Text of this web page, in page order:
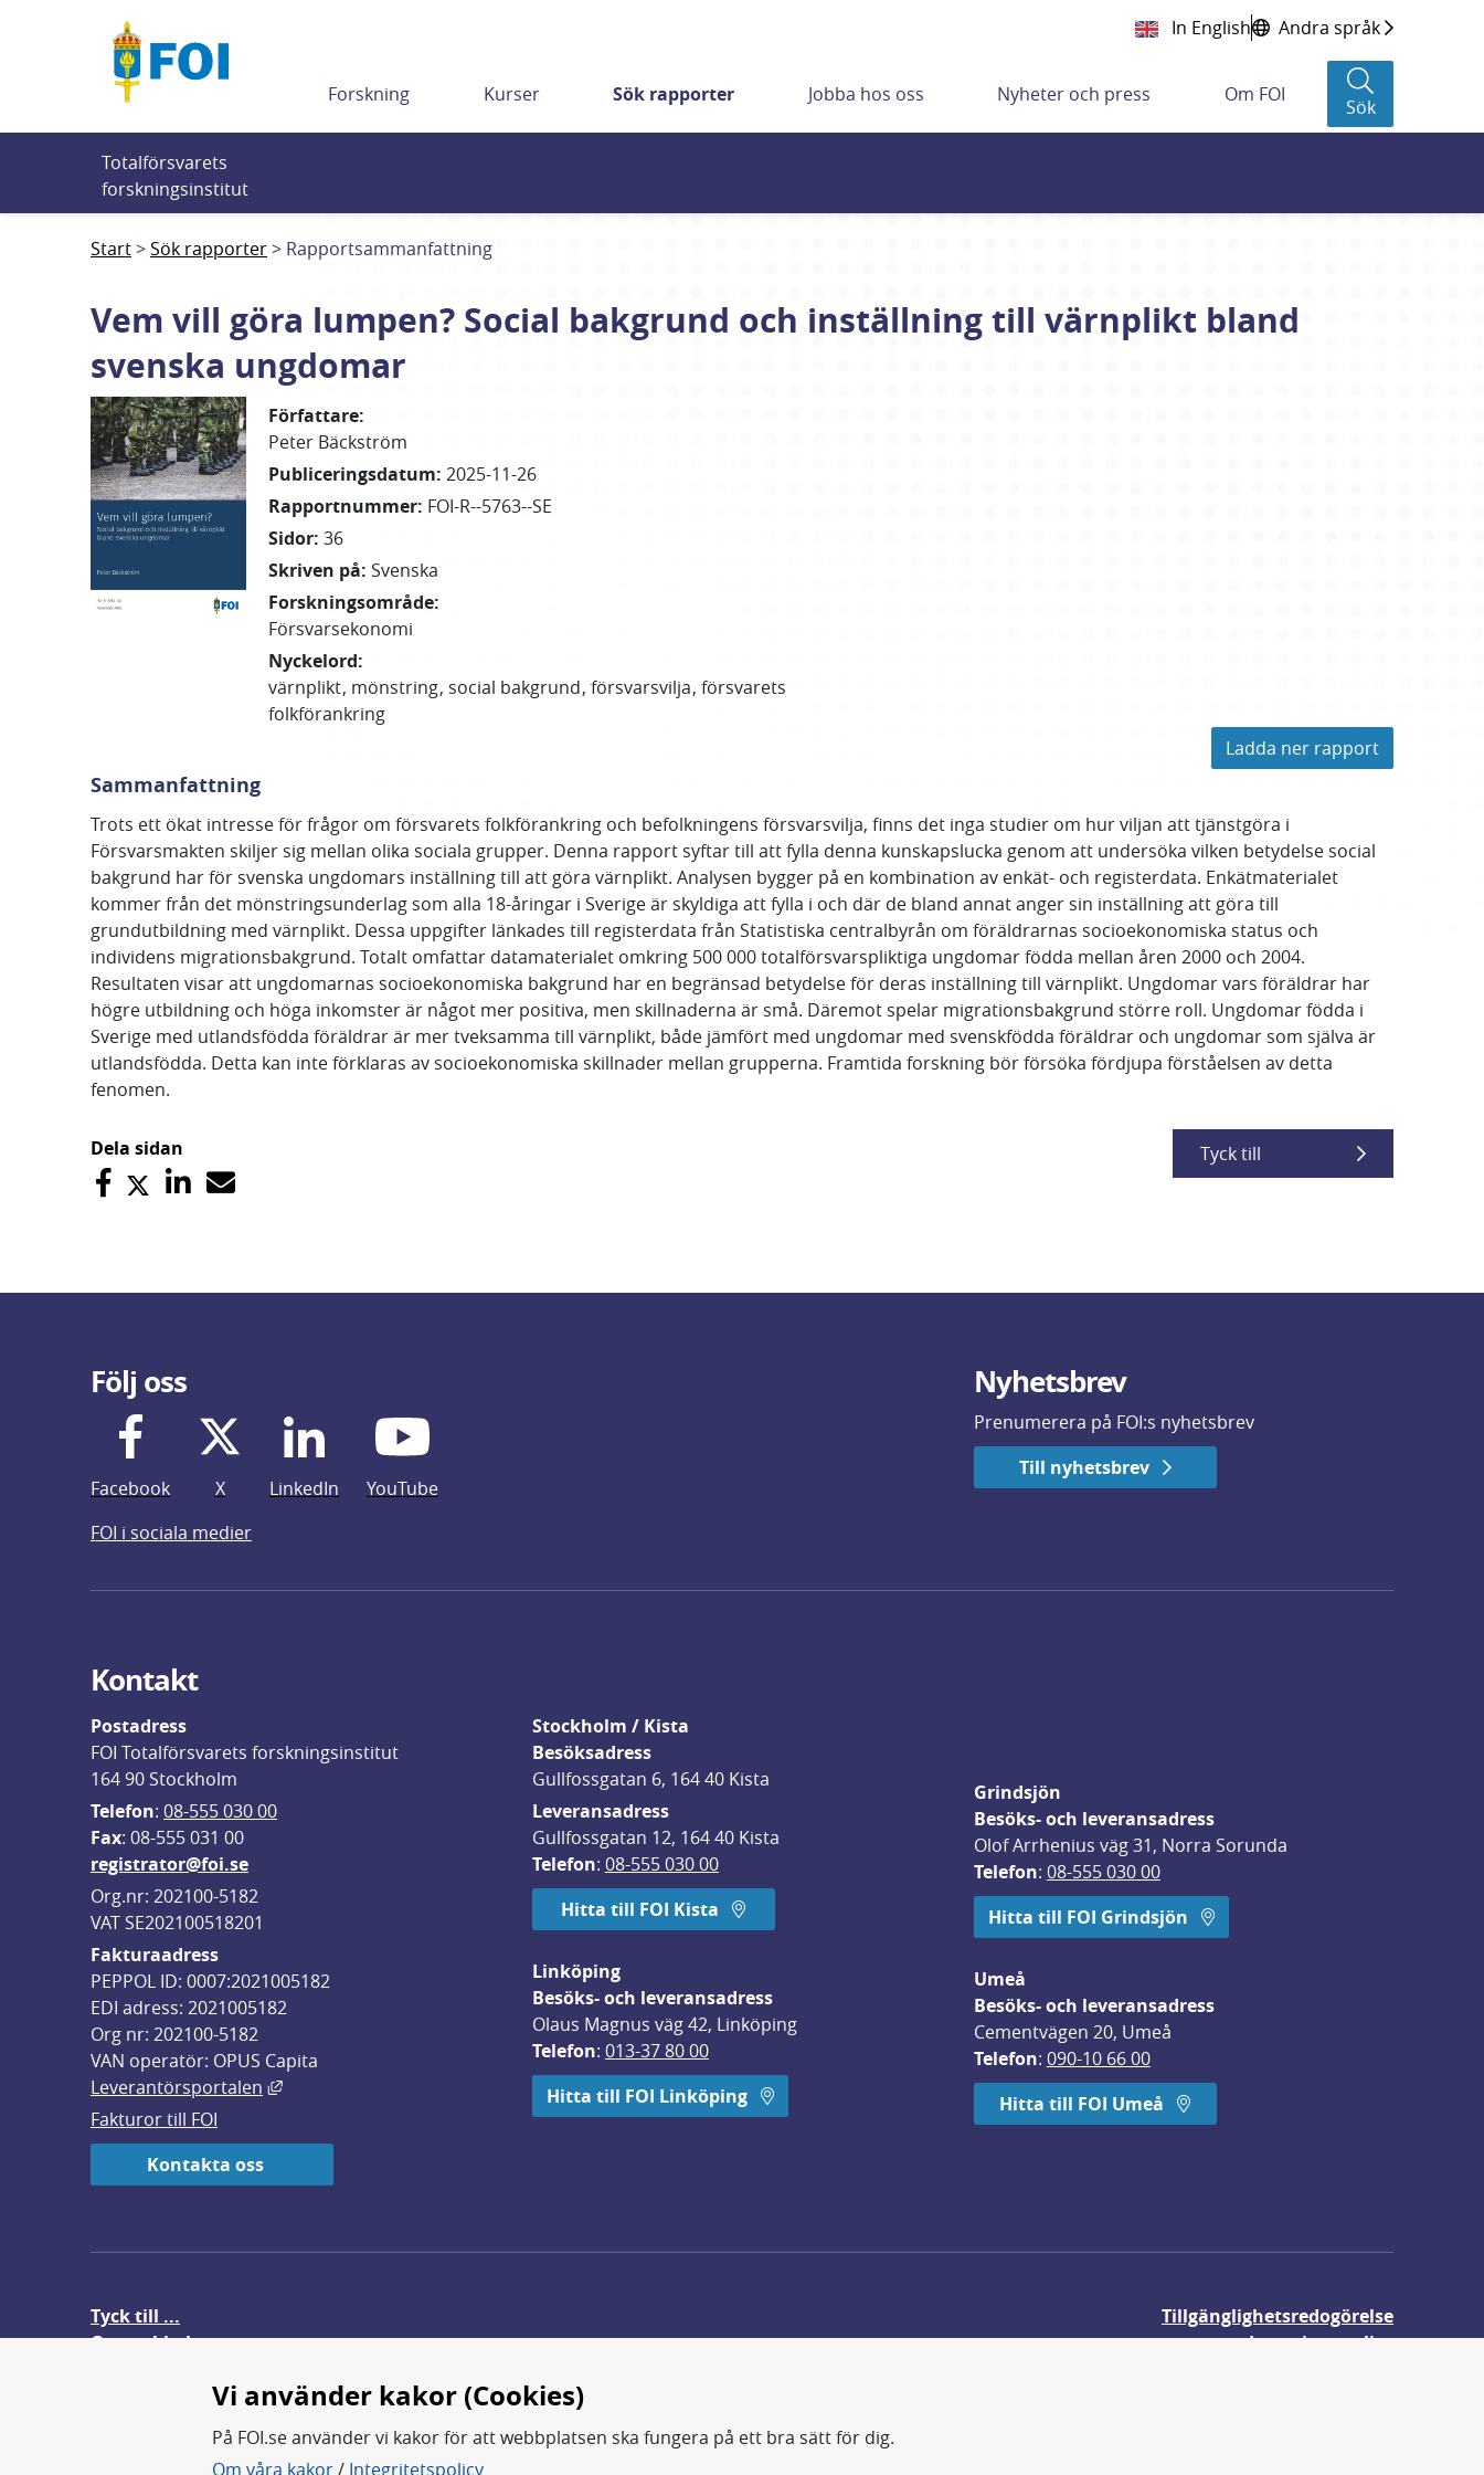
In English Andra språk
Forskning Kurser Sök rapporter Jobba hos oss Nyheter och press Om FOI
Sök
Totalförsvarets
forskningsinstitut
Start Sök rapporter Rapportsammanfattning
Vem vill göra lumpen? Social bakgrund och inställning till värnplikt bland
svenska ungdomar
Författare:
Peter Bäckström
Publiceringsdatum: 2025-11-26
Rapportnummer: FOI-R--5763--SE
Sidor: 36
Skriven på: Svenska
Forskningsområde:
Försvarsekonomi
Nyckelord:
värnplikt mönstring social bakgrund försvarsvilja försvarets
folkförankring
Ladda ner rapport
Sammanfattning
Trots ett ökat intresse för frågor om försvarets folkförankring och befolkningens försvarsvilja, finns det inga studier om hur viljan att tjänstgöra i
Försvarsmakten skiljer sig mellan olika sociala grupper. Denna rapport syftar till att fylla denna kunskapslucka genom att undersöka vilken betydelse social
bakgrund har för svenska ungdomars inställning till att göra värnplikt. Analysen bygger på en kombination av enkät- och registerdata. Enkätmaterialet
kommer från det mönstringsunderlag som alla 18-åringar i Sverige är skyldiga att fylla i och där de bland annat anger sin inställning att göra till
grundutbildning med värnplikt. Dessa uppgifter länkades till registerdata från Statistiska centralbyrån om föräldrarnas socioekonomiska status och
individens migrationsbakgrund. Totalt omfattar datamaterialet omkring 500 000 totalförsvarspliktiga ungdomar födda mellan åren 2000 och 2004.
Resultaten visar att ungdomarnas socioekonomiska bakgrund har en begränsad betydelse för deras inställning till värnplikt. Ungdomar vars föräldrar har
högre utbildning och höga inkomster är något mer positiva, men skillnaderna är små. Däremot spelar migrationsbakgrund större roll. Ungdomar födda i
Sverige med utlandsfödda föräldrar är mer tveksamma till värnplikt, både jämfört med ungdomar med svenskfödda föräldrar och ungdomar som själva är
utlandsfödda. Detta kan inte förklaras av socioekonomiska skillnader mellan grupperna. Framtida forskning bör försöka fördjupa förståelsen av detta
fenomen.
Dela sidan Tyck till
Följ oss
Facebook X LinkedIn
YouTube
FOI i sociala medier
Nyhetsbrev
Prenumerera på FOI:s nyhetsbrev
Till nyhetsbrev
Kontakt
Postadress
FOI Totalförsvarets forskningsinstitut
164 90 Stockholm
Telefon: 08-555 030 00
Fax: 08-555 031 00
registrator@foi.se
Org.nr: 202100-5182
VAT SE202100518201
Fakturaadress
PEPPOL ID: 0007:2021005182
EDI adress: 2021005182
Org nr: 202100-5182
VAN operatör: OPUS Capita
Leverantörsportalen
Länk till annan webbplats, öppnas i nytt fönster.
Fakturor till FOI
Kontakta oss
Stockholm / Kista
Besöksadress
Gullfossgatan 6, 164 40 Kista
Leveransadress
Gullfossgatan 12, 164 40 Kista
Telefon: 08-555 030 00
Hitta till FOI Kista
Linköping
Besöks- och leveransadress
Olaus Magnus väg 42, Linköping
Telefon: 013-37 80 00
Hitta till FOI Linköping
Grindsjön
Besöks- och leveransadress
Olof Arrhenius väg 31, Norra Sorunda
Telefon: 08-555 030 00
Hitta till FOI Grindsjön
Umeå
Besöks- och leveransadress
Cementvägen 20, Umeå
Telefon: 090-10 66 00
Hitta till FOI Umeå
Tyck till ...
Om webbplatsen
Tillgänglighetsredogörelse
Integritetspolicy
Vi använder kakor (Cookies)
På FOI.se använder vi kakor för att webbplatsen ska fungera på ett bra sätt för dig.
Om våra kakor/ Integritetspolicy